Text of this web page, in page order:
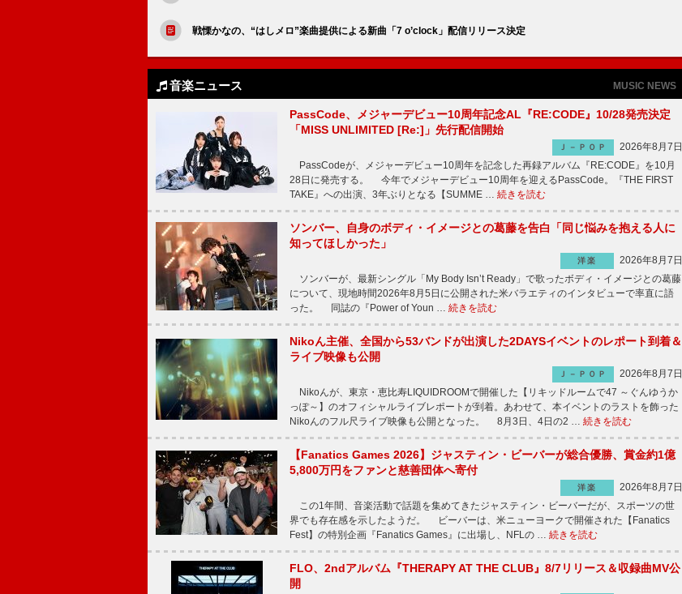
戦慄かなの、“はしメロ”楽曲提供による新曲「7 o’clock」配信リリース決定
音楽ニュース MUSIC NEWS
PassCode、メジャーデビュー10周年記念AL『RE:CODE』10/28発売決定
「MISS UNLIMITED [Re:]」先行配信開始
Ｊ－ＰＯＰ
2026年8月7日
PassCodeが、メジャーデビュー10周年を記念した再録アルバム『RE:CODE』を10月
28日に発売する。 今年でメジャーデビュー10周年を迎えるPassCode。『THE FIRST
TAKE』への出演、3年ぶりとなる【SUMME … 続きを読む
ソンバー、自身のボディ・イメージとの葛藤を告白「同じ悩みを抱える人に
知ってほしかった」
洋楽
2026年8月7日
ソンバーが、最新シングル「My Body Isn’t Ready」で歌ったボディ・イメージとの葛藤
について、現地時間2026年8月5日に公開された米バラエティのインタビューで率直に語
った。 同誌の『Power of Youn … 続きを読む
Nikoん主催、全国から53バンドが出演した2DAYSイベントのレポート到着＆
ライブ映像も公開
Ｊ－ＰＯＰ
2026年8月7日
Nikoんが、東京・恵比寿LIQUIDROOMで開催した【リキッドルームで47 ～ぐんゆうか
っぽ～】のオフィシャルライブレポートが到着。あわせて、本イベントのラストを飾った
Nikoんのフル尺ライブ映像も公開となった。 8月3日、4日の2 … 続きを読む
【Fanatics Games 2026】ジャスティン・ビーバーが総合優勝、賞金約1億
5,800万円をファンと慈善団体へ寄付
洋楽
2026年8月7日
この1年間、音楽活動で話題を集めてきたジャスティン・ビーバーだが、スポーツの世
界でも存在感を示したようだ。 ビーバーは、米ニューヨークで開催された【Fanatics
Fest】の特別企画『Fanatics Games』に出場し、NFLの … 続きを読む
FLO、2ndアルバム『THERAPY AT THE CLUB』8/7リリース＆収録曲MV公
開